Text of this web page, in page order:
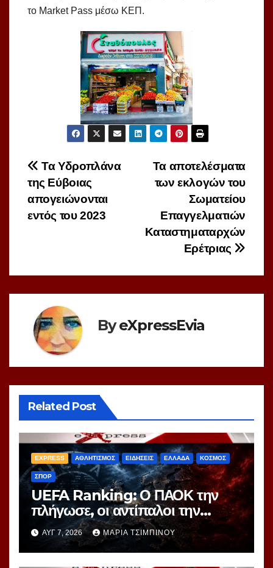
το Market Pass μέσω ΚΕΠ.
Πλοήγηση
άρθρων
Τα αποτελέσματα
των εκλογών του
Σωματείου
Επαγγελματιών
Καταστηματαρχών
Ερέτριας
Τα Υδροπλάνα
της Εύβοιας
απογειώνονται
εντός του 2023
ByeXpressEvia
Related Post
EXPRESS ΑΘΛΗΤΙΣΜΟΣ ΕΙΔΗΣΕΙΣ ΕΛΛΑΔΑ ΚΟΣΜΟΣ
ΣΠΟΡ
UEFA Ranking: Ο ΠΑΟΚ την
πλήγωσε, οι αντίπαλοι την
τιμώρησαν – Ξεφεύγει η 10η
θέση για την Ελλάδα
ΑΥΓ 7, 2026 ΜΑΡΊΑ ΤΣΙΜΠΙΝΟΎ